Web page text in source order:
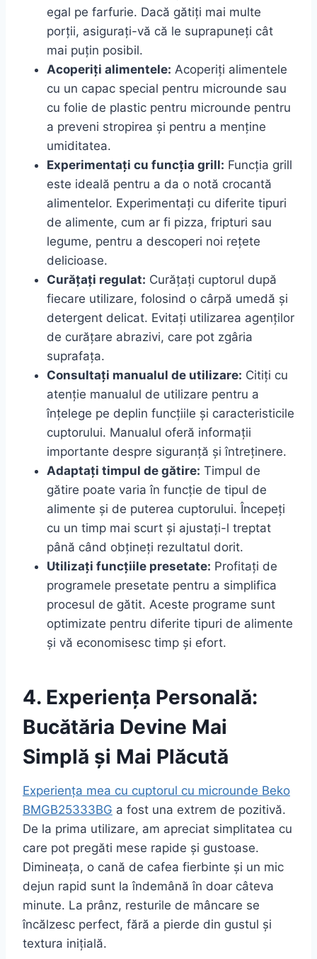
egal pe farfurie. Dacă gătiți mai multe
porții, asigurați-vă că le suprapuneți cât
mai puțin posibil.
Acoperiți alimentele: Acoperiți alimentele
cu un capac special pentru microunde sau
cu folie de plastic pentru microunde pentru
a preveni stropirea și pentru a menține
umiditatea.
Experimentați cu funcția grill: Funcția grill
este ideală pentru a da o notă crocantă
alimentelor. Experimentați cu diferite tipuri
de alimente, cum ar fi pizza, fripturi sau
legume, pentru a descoperi noi rețete
delicioase.
Curățați regulat: Curățați cuptorul după
fiecare utilizare, folosind o cârpă umedă și
detergent delicat. Evitați utilizarea agenților
de curățare abrazivi, care pot zgâria
suprafața.
Consultați manualul de utilizare: Citiți cu
atenție manualul de utilizare pentru a
înțelege pe deplin funcțiile și caracteristicile
cuptorului. Manualul oferă informații
importante despre siguranță și întreținere.
Adaptați timpul de gătire: Timpul de
gătire poate varia în funcție de tipul de
alimente și de puterea cuptorului. Începeți
cu un timp mai scurt și ajustați-l treptat
până când obțineți rezultatul dorit.
Utilizați funcțiile presetate: Profitați de
programele presetate pentru a simplifica
procesul de gătit. Aceste programe sunt
optimizate pentru diferite tipuri de alimente
și vă economisesc timp și efort.
4. Experiența Personală:
Bucătăria Devine Mai
Simplă și Mai Plăcută
Experiența mea cu cuptorul cu microunde Beko
BMGB25333BG a fost una extrem de pozitivă.
De la prima utilizare, am apreciat simplitatea cu
care pot pregăti mese rapide și gustoase.
Dimineața, o cană de cafea fierbinte și un mic
dejun rapid sunt la îndemână în doar câteva
minute. La prânz, resturile de mâncare se
încălzesc perfect, fără a pierde din gustul și
textura inițială.